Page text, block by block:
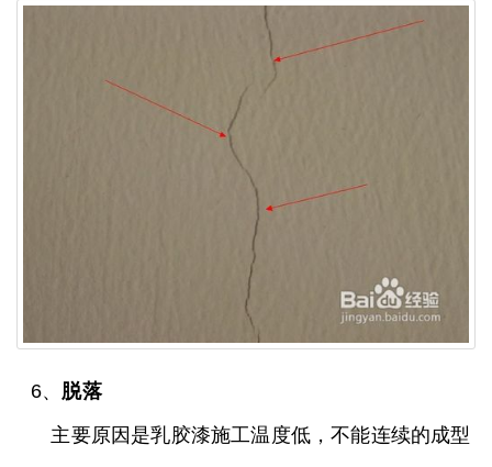
6、 脱落
主要原因是乳胶漆施工温度低，不能连续的成型